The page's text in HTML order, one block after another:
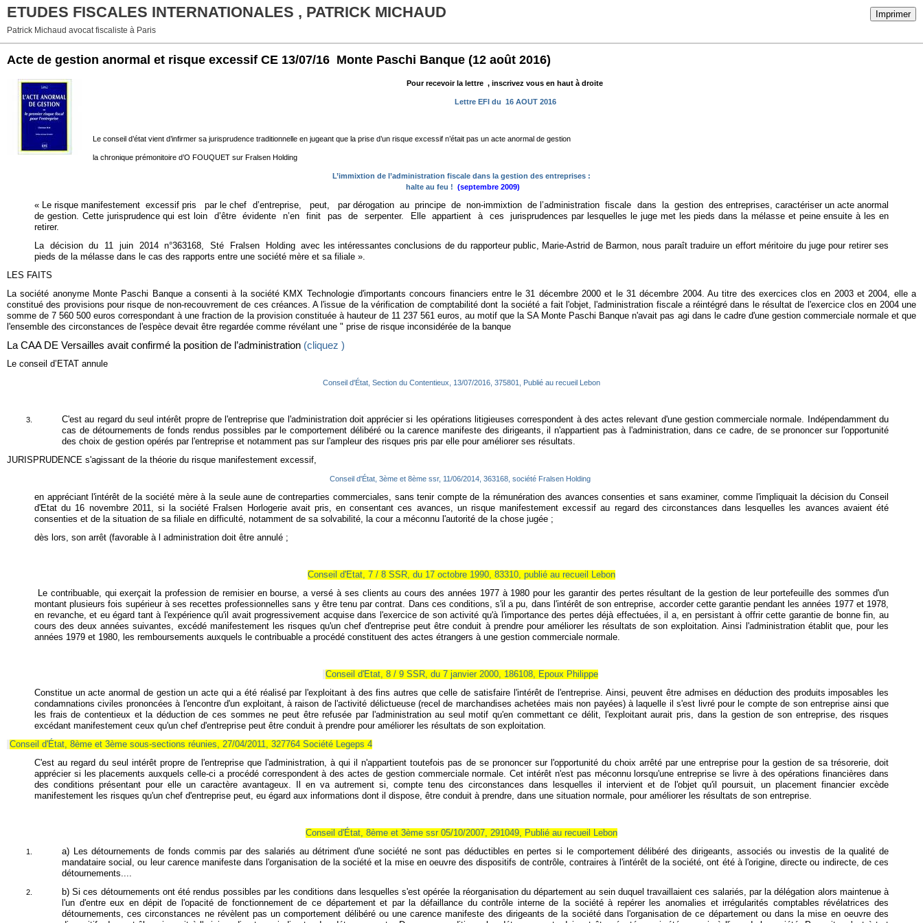
Imprimer
ETUDES FISCALES INTERNATIONALES , PATRICK MICHAUD
Patrick Michaud avocat fiscaliste à Paris
Acte de gestion anormal et risque excessif CE 13/07/16 Monte Paschi Banque (12 août 2016)
Pour recevoir la lettre , inscrivez vous en haut à droite
Lettre EFI du 16 AOUT 2016
Le conseil d’état vient d’infirmer sa jurisprudence traditionnelle en jugeant que la prise d’un risque excessif n’était pas un acte anormal de gestion
la chronique prémonitoire d’O FOUQUET sur Fralsen Holding
L’immixtion de l’administration fiscale dans la gestion des entreprises :
halte au feu ! (septembre 2009)
« Le risque manifestement excessif pris par le chef d’entreprise, peut, par dérogation au principe de non-immixtion de l’administration fiscale dans la gestion des entreprises, caractériser un acte anormal
de gestion. Cette jurisprudence qui est loin d’être évidente n’en finit pas de serpenter. Elle appartient à ces jurisprudences par lesquelles le juge met les pieds dans la mélasse et peine ensuite à les en
retirer.
La décision du 11 juin 2014 n°363168, Sté Fralsen Holding avec les intéressantes conclusions de du rapporteur public, Marie-Astrid de Barmon, nous paraît traduire un effort méritoire du juge pour retirer ses
pieds de la mélasse dans le cas des rapports entre une société mère et sa filiale ».
LES FAITS
La société anonyme Monte Paschi Banque a consenti à la société KMX Technologie d'importants concours financiers entre le 31 décembre 2000 et le 31 décembre 2004. Au titre des exercices clos en 2003 et 2004, elle a
constitué des provisions pour risque de non-recouvrement de ces créances. A l'issue de la vérification de comptabilité dont la société a fait l'objet, l'administration fiscale a réintégré dans le résultat de l'exercice clos en 2004 une
somme de 7 560 500 euros correspondant à une fraction de la provision constituée à hauteur de 11 237 561 euros, au motif que la SA Monte Paschi Banque n'avait pas agi dans le cadre d'une gestion commerciale normale et que
l'ensemble des circonstances de l'espèce devait être regardée comme révélant une " prise de risque inconsidérée de la banque
La CAA DE Versailles avait confirmé la position de l’administration (cliquez )
Le conseil d’ETAT annule
Conseil d'État, Section du Contentieux, 13/07/2016, 375801, Publié au recueil Lebon
C'est au regard du seul intérêt propre de l'entreprise que l'administration doit apprécier si les opérations litigieuses correspondent à des actes relevant d'une gestion commerciale normale. Indépendamment du
cas de détournements de fonds rendus possibles par le comportement délibéré ou la carence manifeste des dirigeants, il n'appartient pas à l'administration, dans ce cadre, de se prononcer sur l'opportunité
des choix de gestion opérés par l'entreprise et notamment pas sur l'ampleur des risques pris par elle pour améliorer ses résultats.
JURISPRUDENCE s'agissant de la théorie du risque manifestement excessif,
Conseil d'État, 3ème et 8ème ssr, 11/06/2014, 363168, société Fralsen Holding
en appréciant l'intérêt de la société mère à la seule aune de contreparties commerciales, sans tenir compte de la rémunération des avances consenties et sans examiner, comme l'impliquait la décision du Conseil
d'Etat du 16 novembre 2011, si la société Fralsen Horlogerie avait pris, en consentant ces avances, un risque manifestement excessif au regard des circonstances dans lesquelles les avances avaient été
consenties et de la situation de sa filiale en difficulté, notamment de sa solvabilité, la cour a méconnu l'autorité de la chose jugée ;
dès lors, son arrêt (favorable à l administration doit être annulé ;
Conseil d'Etat, 7 / 8 SSR, du 17 octobre 1990, 83310, publié au recueil Lebon
Le contribuable, qui exerçait la profession de remisier en bourse, a versé à ses clients au cours des années 1977 à 1980 pour les garantir des pertes résultant de la gestion de leur portefeuille des sommes d'un
montant plusieurs fois supérieur à ses recettes professionnelles sans y être tenu par contrat. Dans ces conditions, s'il a pu, dans l'intérêt de son entreprise, accorder cette garantie pendant les années 1977 et 1978,
en revanche, et eu égard tant à l'expérience qu'il avait progressivement acquise dans l'exercice de son activité qu'à l'importance des pertes déjà effectuées, il a, en persistant à offrir cette garantie de bonne fin, au
cours des deux années suivantes, excédé manifestement les risques qu'un chef d'entreprise peut être conduit à prendre pour améliorer les résultats de son exploitation. Ainsi l'administration établit que, pour les
années 1979 et 1980, les remboursements auxquels le contribuable a procédé constituent des actes étrangers à une gestion commerciale normale.
Conseil d'Etat, 8 / 9 SSR, du 7 janvier 2000, 186108, Epoux Philippe
Constitue un acte anormal de gestion un acte qui a été réalisé par l'exploitant à des fins autres que celle de satisfaire l'intérêt de l'entreprise. Ainsi, peuvent être admises en déduction des produits imposables les
condamnations civiles prononcées à l'encontre d'un exploitant, à raison de l'activité délictueuse (recel de marchandises achetées mais non payées) à laquelle il s'est livré pour le compte de son entreprise ainsi que
les frais de contentieux et la déduction de ces sommes ne peut être refusée par l'administration au seul motif qu'en commettant ce délit, l'exploitant aurait pris, dans la gestion de son entreprise, des risques
excédant manifestement ceux qu'un chef d'entreprise peut être conduit à prendre pour améliorer les résultats de son exploitation.
Conseil d'État, 8ème et 3ème sous-sections réunies, 27/04/2011, 327764 Société Legeps 4
C'est au regard du seul intérêt propre de l'entreprise que l'administration, à qui il n'appartient toutefois pas de se prononcer sur l'opportunité du choix arrêté par une entreprise pour la gestion de sa trésorerie, doit
apprécier si les placements auxquels celle-ci a procédé correspondent à des actes de gestion commerciale normale. Cet intérêt n'est pas méconnu lorsqu'une entreprise se livre à des opérations financières dans
des conditions présentant pour elle un caractère avantageux. Il en va autrement si, compte tenu des circonstances dans lesquelles il intervient et de l'objet qu'il poursuit, un placement financier excède
manifestement les risques qu'un chef d'entreprise peut, eu égard aux informations dont il dispose, être conduit à prendre, dans une situation normale, pour améliorer les résultats de son entreprise.
Conseil d'État, 8ème et 3ème ssr 05/10/2007, 291049, Publié au recueil Lebon
a) Les détournements de fonds commis par des salariés au détriment d'une société ne sont pas déductibles en pertes si le comportement délibéré des dirigeants, associés ou investis de la qualité de
mandataire social, ou leur carence manifeste dans l'organisation de la société et la mise en oeuvre des dispositifs de contrôle, contraires à l'intérêt de la société, ont été à l'origine, directe ou indirecte, de ces
détournements....
b) Si ces détournements ont été rendus possibles par les conditions dans lesquelles s'est opérée la réorganisation du département au sein duquel travaillaient ces salariés, par la délégation alors maintenue à
l'un d'entre eux en dépit de l'opacité de fonctionnement de ce département et par la défaillance du contrôle interne de la société à repérer les anomalies et irrégularités comptables révélatrices des
détournements, ces circonstances ne révèlent pas un comportement délibéré ou une carence manifeste des dirigeants de la société dans l'organisation de ce département ou dans la mise en oeuvre des